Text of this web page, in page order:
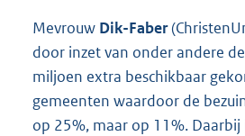
Mevrouw Dik-Faber
door inzet van onder andere
miljoen extra beschikbaar
gemeenten waardoor de
op 25%, maar op 11%. Daarbij